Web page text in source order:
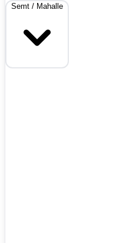
Semt / Mahalle